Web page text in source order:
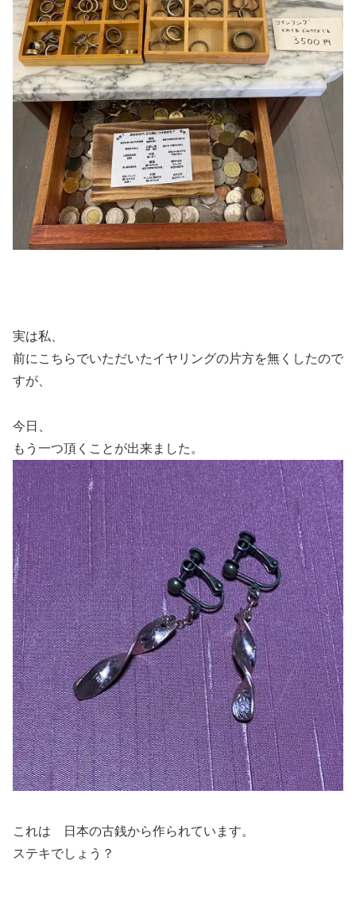
実は私、
前にこちらでいただいたイヤリングの片方を無くしたので
すが、
今日、
もう一つ頂くことが出来ました。
これは 日本の古銭から作られています。
ステキでしょう？